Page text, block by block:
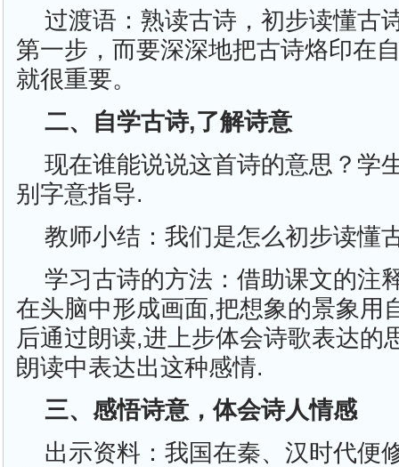
过渡语：熟读古诗，初步读懂古
第一步，而要深深地把古诗烙印在
就很重要。
二、自学古诗,了解诗意
现在谁能说说这首诗的意思？学
别字意指导.
教师小结：我们是怎么初步读懂
学习古诗的方法：借助课文的注
在头脑中形成画面,把想象的景象用
后通过朗读,进上步体会诗歌表达的
朗读中表达出这种感情.
三、感悟诗意，体会诗人情感
出示资料：我国在秦、汉时代便